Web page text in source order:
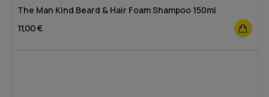
The Man Kind Beard & Hair Foam Shampoo 150ml
11,00 €